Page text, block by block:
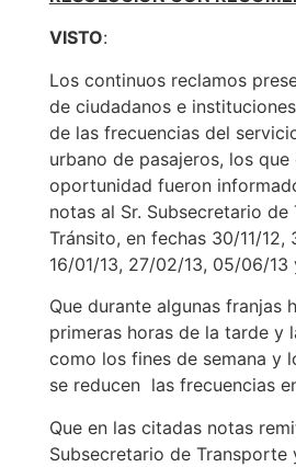
VISTO:
Los continuos reclamos
de ciudadanos e
de las frecuencias del
urbano de pasajeros, los que
oportunidad fueron
notas al Sr. Subsecretario
Tránsito, en fechas 30/11/12,
16/01/13, 27/02/13, 05/06/13
Que durante algunas franjas
primeras horas de la tarde y
como los fines de semana y
se reducen las frecuencias
Que en las citadas notas
Subsecretario de